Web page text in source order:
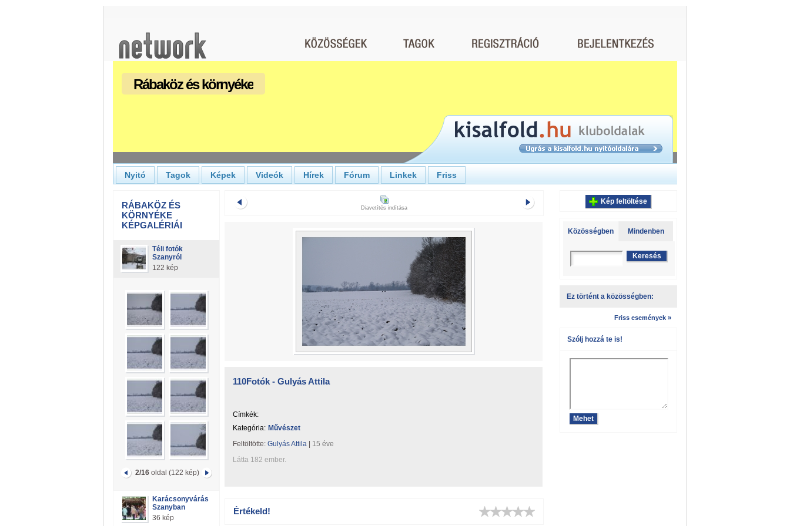
Rábaköz és környéke
Nyitó Tagok Képek Videók Hírek Fórum Linkek Friss
RÁBAKÖZ ÉS
KÖRNYÉKE
KÉPGALÉRIÁI
Téli fotók
Szanyról
122 kép
2/16oldal (122 kép)
Karácsonyvárás
Szanyban
36 kép
Diavetítés indítása
110Fotók - Gulyás Attila
Címkék:
Kategória: Művészet
Feltöltötte: Gulyás Attila
15 éve
Látta 182 ember.
Értékeld!
Kép feltöltése
Közösségben Mindenben
Ez történt a közösségben:
Friss események »
Szólj hozzá te is!